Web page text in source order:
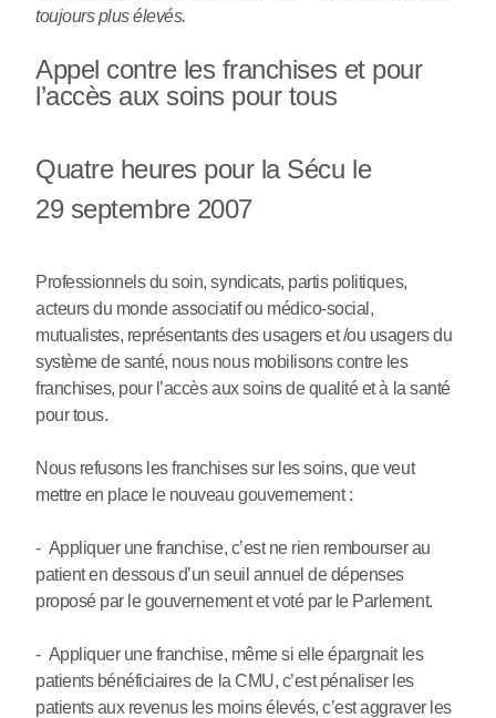
toujours plus élevés.
Appel contre les franchises et pour
l’accès aux soins pour tous
Quatre heures pour la Sécu le
29 septembre 2007
Professionnels du soin, syndicats, partis politiques,
acteurs du monde associatif ou médico-social,
mutualistes, représentants des usagers et /ou usagers du
système de santé, nous nous mobilisons contre les
franchises, pour l’accès aux soins de qualité et à la santé
pour tous.
Nous refusons les franchises sur les soins, que veut
mettre en place le nouveau gouvernement :
- Appliquer une franchise, c’est ne rien rembourser au
patient en dessous d’un seuil annuel de dépenses
proposé par le gouvernement et voté par le Parlement.
- Appliquer une franchise, même si elle épargnait les
patients bénéficiaires de la CMU, c’est pénaliser les
patients aux revenus les moins élevés, c’est aggraver les